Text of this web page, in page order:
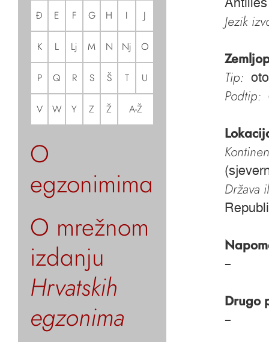
Đ E F G H I J
K L Lj M N Nj O
P Q R S Š T U
V W Y Z Ž A-Ž
O
egzonimima
O mrežnom
izdanju
Hrvatskih
egzonima
Antilles
Jezik
Tip:
Podtip:
Država
–
Drugo
–